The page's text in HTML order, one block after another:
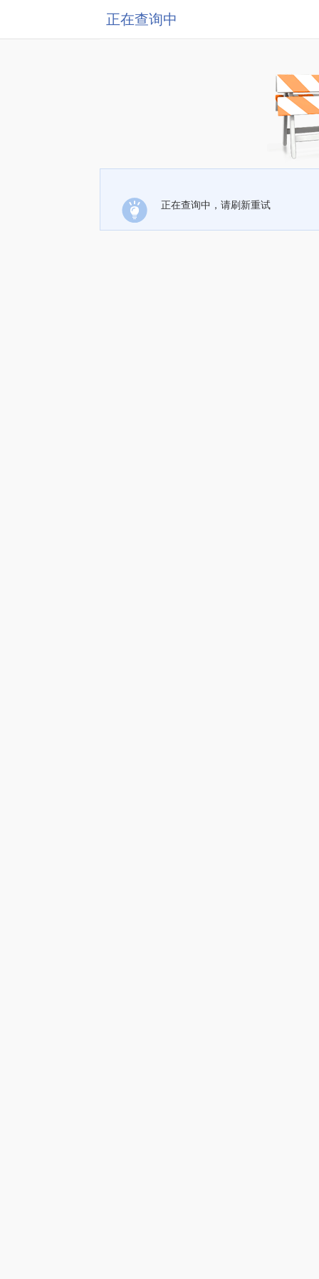
正在查询中
正在查询中，请刷新重试